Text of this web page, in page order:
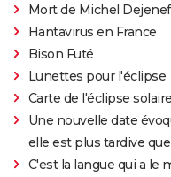
Mort de Michel
Hantavirus en France
Bison Futé
Lunettes pour l'éclipse
Carte de l'éclipse
Une nouvelle date
elle est plus tardive
C'est la langue qui a le